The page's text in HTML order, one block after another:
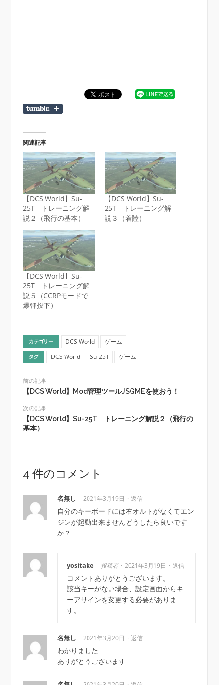
関連記事
【DCS World】Su-
25T トレーニング解
説２（飛行の基本）
【DCS World】Su-
25T トレーニング解
説３（着陸）
【DCS World】Su-
25T トレーニング解
説５（CCRPモードで
爆弾投下）
カテゴリー DCS World ゲーム
タグ DCS World Su-25T ゲーム
前の記事
【DCS World】Mod管理ツールJSGMEを使おう！
次の記事
【DCS World】Su-25T トレーニング解説２（飛行の
基本）
4 件のコメント
名無し 2021年3月19日 返信
自分のキーボードには右オルトがなくてエン
ジンが起動出来ませんどうしたら良いです
か？
yositake 投稿者 2021年3月19日 返信
コメントありがとうございます。
該当キーがない場合、設定画面からキ
ーアサインを変更する必要がありま
す。
名無し 2021年3月20日 返信
わかりました
ありがとうございます